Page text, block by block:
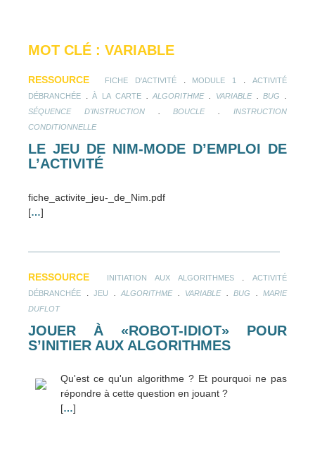
MOT CLÉ : VARIABLE
RESSOURCE FICHE D'ACTIVITÉ. MODULE 1
ACTIVITÉ
DÉBRANCHÉE .À LA CARTE.ALGORITHME. VARIABLE.BUG
SÉQUENCE D'INSTRUCTION.BOUCLE.INSTRUCTION
CONDITIONNELLE
LE JEU DE NIM-MODE D’EMPLOI DE
L’ACTIVITÉ
fiche_activite_jeu-_de_Nim.pdf
[…]
RESSOURCE INITIATION AUX ALGORITHMES. ACTIVITÉ
DÉBRANCHÉE
JEU ALGORITHME. VARIABLE. BUG
MARIE
DUFLOT
JOUER À «ROBOT-IDIOT» POUR
S’INITIER AUX ALGORITHMES
Qu'est ce qu'un algorithme ? Et pourquoi ne pas
répondre à cette question en jouant ?
[…]